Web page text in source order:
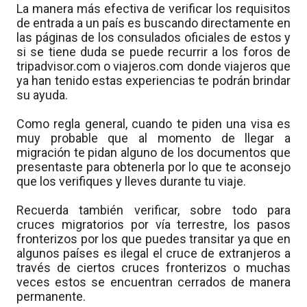
La manera más efectiva de verificar los requisitos
de entrada a un país es buscando directamente en
las páginas de los consulados oficiales de estos y
si se tiene duda se puede recurrir a los foros de
tripadvisor.com o viajeros.com donde viajeros que
ya han tenido estas experiencias te podrán brindar
su ayuda.
Como regla general, cuando te piden una visa es
muy probable que al momento de llegar a
migración te pidan alguno de los documentos que
presentaste para obtenerla por lo que te aconsejo
que los verifiques y lleves durante tu viaje.
Recuerda también verificar, sobre todo para
cruces migratorios por vía terrestre, los pasos
fronterizos por los que puedes transitar ya que en
algunos países es ilegal el cruce de extranjeros a
través de ciertos cruces fronterizos o muchas
veces estos se encuentran cerrados de manera
permanente.